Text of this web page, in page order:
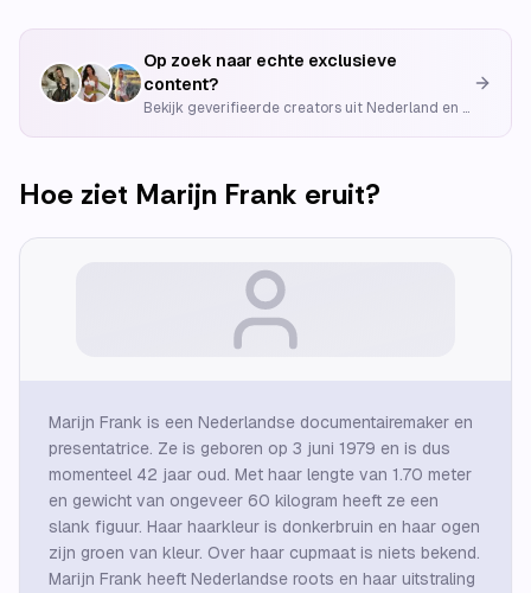
Op zoek naar echte exclusieve
content?
Bekijk geverifieerde creators uit Nederland en België
Hoe ziet Marijn Frank eruit?
Marijn Frank is een Nederlandse documentairemaker en
presentatrice. Ze is geboren op 3 juni 1979 en is dus
momenteel 42 jaar oud. Met haar lengte van 1.70 meter
en gewicht van ongeveer 60 kilogram heeft ze een
slank figuur. Haar haarkleur is donkerbruin en haar ogen
zijn groen van kleur. Over haar cupmaat is niets bekend.
Marijn Frank heeft Nederlandse roots en haar uitstraling